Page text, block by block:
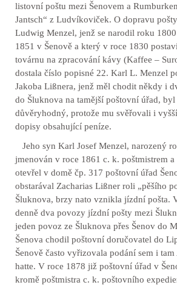
listovní poštu mezi Šenovem a
Jantsch“ z Ludvíkoviček. O dopravu
Ludwig Menzel, jenž se narodil roku
1851 v Šenově a který v roce 1830
továrnu na zpracování kávy (Kaffee –
dostala číslo popisné 22. Karl L. Menzel
Jakoba Lißnera, jenž měl chodit někdy i
do Šluknova na tamější poštovní úřad,
důvěryhodný, protože mu svěřovali i
dopisy obsahující peníze.
Jeho syn Karl Josef Menzel, narozený
jmenován v roce 1861 c. k. poštmistrem a
otevřel v domě čp. 317 poštovní úřad
obstarával Zacharias Lißner roli „pěšího
Šluknova, brzy nato vznikla jízdní pošta.
denně dva povozy jízdní pošty mezi
jeden povoz ze Šluknova přes Šenov do
Šenova chodil poštovní doručovatel do
Šenově často vyřizovala podání sem i
hatte. V roce 1878 již poštovní úřad v
kromě poštmistra c. k. poštovního